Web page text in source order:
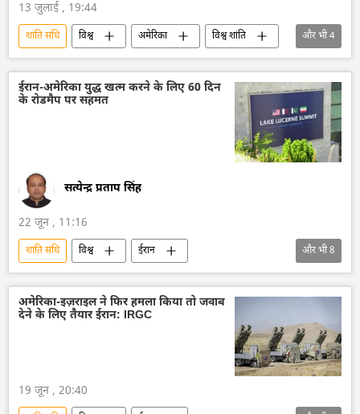
13 जुलाई , 19:44
शांति संधि विश्व अमेरिका
विश्व शांति
होर्मुज स्ट्रेट
ईरान
अमेरिका-इजराइल-ईरान युद्ध
राष्ट्रीय सुरक्षा
और भी4
ईरान-अमेरिका युद्ध खत्म करने के लिए 60 दिन
के रोडमैप पर सहमत
सत्येन्द्र प्रताप सिंह
22 जून , 11:16
शांति संधि विश्व
ईरान
अमेरिका-इजराइल-ईरान युद्ध
अमेरिका
तेल
तेल का आयात
तेल उत्पादन
पाकिस्तान
लेबनान
विश्व शांति
और भी8
अमेरिका-इज़राइल ने फिर हमला किया तो जवाब
देने के लिए तैयार ईरान: IRGC
19 जून , 20:40